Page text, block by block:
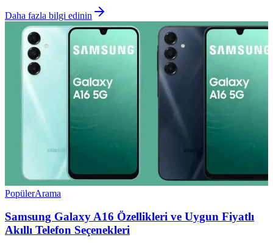
Daha fazla bilgi edinin
PopülerArama
Samsung Galaxy A16 Özellikleri ve Uygun Fiyatlı
Akıllı Telefon Seçenekleri